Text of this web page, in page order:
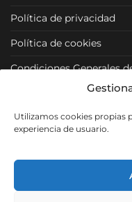
Utilizamos cookies propias
experiencia de usuario.
Política de privacidad
Política de cookies
Condiciones Generales
Condiciones Particulares
Política de Venta y